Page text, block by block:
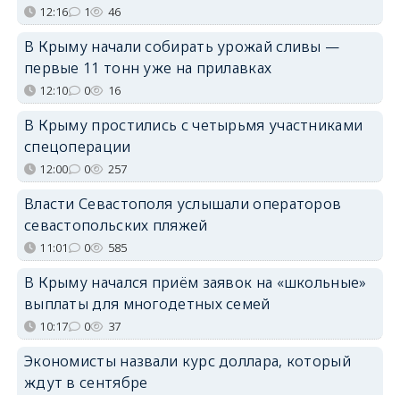
12:16 1 46
В Крыму начали собирать урожай сливы —
первые 11 тонн уже на прилавках
12:10 0 16
В Крыму простились с четырьмя участниками
спецоперации
12:00 0 257
Власти Севастополя услышали операторов
севастопольских пляжей
11:01 0 585
В Крыму начался приём заявок на «школьные»
выплаты для многодетных семей
10:17 0 37
Экономисты назвали курс доллара, который
ждут в сентябре